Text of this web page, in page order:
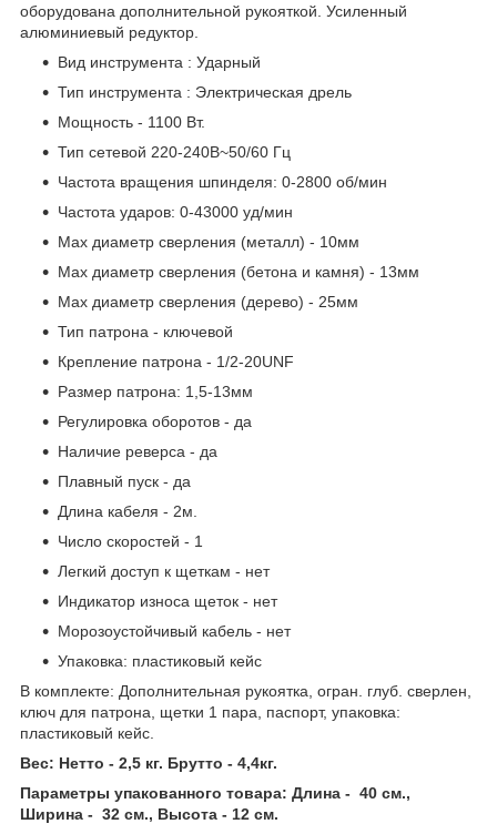
оборудована дополнительной рукояткой. Усиленный
алюминиевый редуктор.
Вид инструмента : Ударный
Тип инструмента : Электрическая дрель
Мощность - 1100 Вт.
Тип сетевой 220-240В~50/60 Гц
Частота вращения шпинделя: 0-2800 об/мин
Частота ударов: 0-43000 уд/мин
Max диаметр сверления (металл) - 10мм
Мах диаметр сверления (бетона и камня) - 13мм
Мах диаметр сверления (дерево) - 25мм
Тип патрона - ключевой
Крепление патрона - 1/2-20UNF
Размер патрона: 1,5-13мм
Регулировка оборотов - да
Наличие реверса - да
Плавный пуск - да
Длина кабеля - 2м.
Число скоростей - 1
Легкий доступ к щеткам - нет
Индикатор износа щеток - нет
Морозоустойчивый кабель - нет
Упаковка: пластиковый кейс
В комплекте: Дополнительная рукоятка, огран. глуб. сверлен,
ключ для патрона, щетки 1 пара, паспорт, упаковка:
пластиковый кейс.
Вес: Нетто - 2,5 кг. Брутто - 4,4кг.
Параметры упакованного товара: Длина - 40 см.,
Ширина - 32 см., Высота - 12 см.